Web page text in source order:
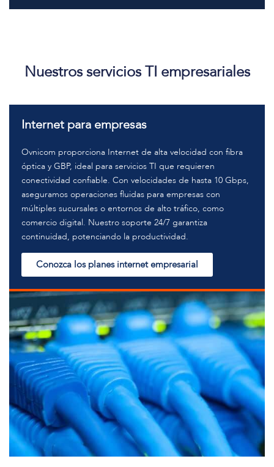
Nuestros servicios TI empresariales
Internet para empresas
Ovnicom proporciona Internet de alta velocidad con fibra
óptica y GBP, ideal para servicios TI que requieren
conectividad confiable. Con velocidades de hasta 10 Gbps,
aseguramos operaciones fluidas para empresas con
múltiples sucursales o entornos de alto tráfico, como
comercio digital. Nuestro soporte 24/7 garantiza
continuidad, potenciando la productividad.
Conozca los planes internet empresarial